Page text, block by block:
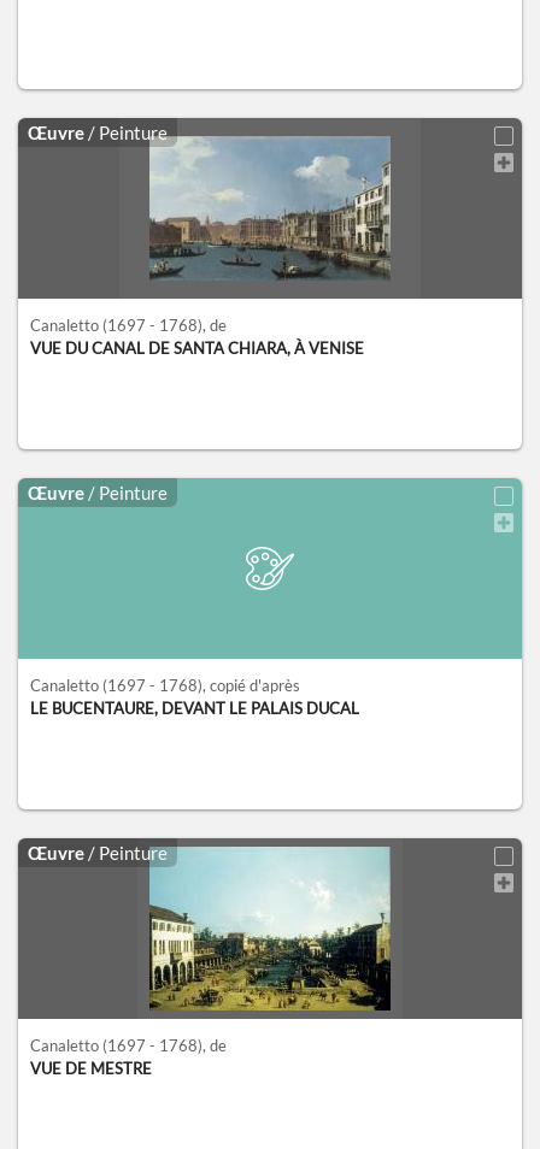
Œuvre / Peinture
Canaletto (1697 - 1768), de
VUE DU CANAL DE SANTA CHIARA, À VENISE
Œuvre / Peinture
Canaletto (1697 - 1768), copié d'après
LE BUCENTAURE, DEVANT LE PALAIS DUCAL
Œuvre / Peinture
Canaletto (1697 - 1768), de
VUE DE MESTRE